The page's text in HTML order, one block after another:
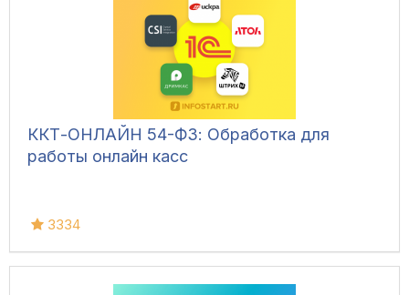
ККТ-ОНЛАЙН 54-ФЗ: Обработка для
работы онлайн касс
3334